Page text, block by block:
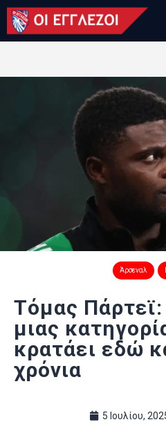
LONDON CALLING
ΚΑΤΗΓΟΡΙΕΣ
ΒΑΘΜΟΛΟΓΙΕΣ
ΟΜΑΔΕΣ
ΠΟΙΟΙ ΕΙΜΑΣΤΕ
Άρσεναλ
Τόμας Πάρτεϊ:
μιας
κρατάει εδώ
χρόνια
5 Ιουλίου,